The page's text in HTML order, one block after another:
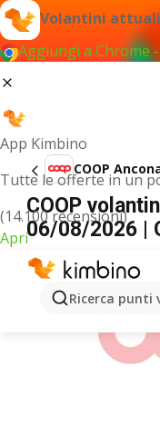
Volantini
Aggiungi a Chrome -
App Kimbino
Tutte le offerte in un
(14.100 recensioni)
Apri
Ricerca
COOP
COOP
06/08/2026 |